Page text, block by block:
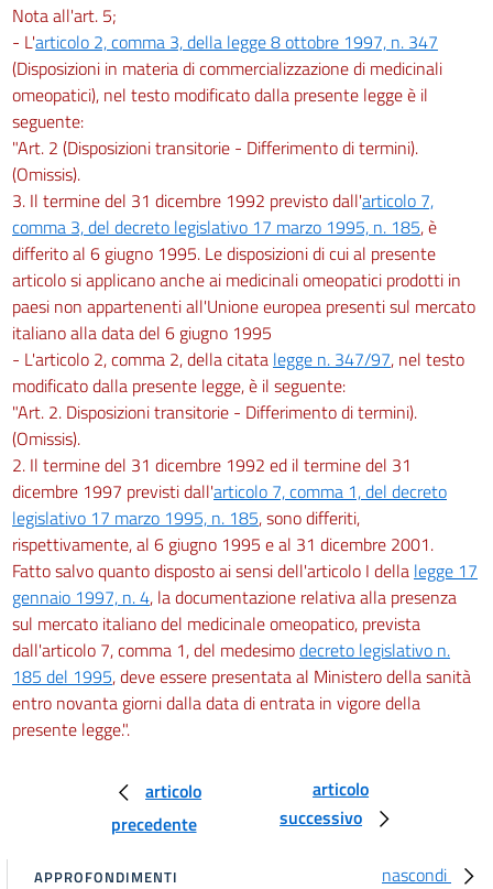
Nota all'art. 5;
- L'articolo 2, comma 3, della legge 8 ottobre 1997, n. 347
(Disposizioni in materia di commercializzazione di medicinali
omeopatici), nel testo modificato dalla presente legge è il
seguente:
"Art. 2 (Disposizioni transitorie - Differimento di termini).
(Omissis).
3. Il termine del 31 dicembre 1992 previsto dall'articolo 7,
comma 3, del decreto legislativo 17 marzo 1995, n. 185, è
differito al 6 giugno 1995. Le disposizioni di cui al presente
articolo si applicano anche ai medicinali omeopatici prodotti in
paesi non appartenenti all'Unione europea presenti sul mercato
italiano alla data del 6 giugno 1995
- L'articolo 2, comma 2, della citata legge n. 347/97, nel testo
modificato dalla presente legge, è il seguente:
"Art. 2. Disposizioni transitorie - Differimento di termini).
(Omissis).
2. Il termine del 31 dicembre 1992 ed il termine del 31
dicembre 1997 previsti dall'articolo 7, comma 1, del decreto
legislativo 17 marzo 1995, n. 185, sono differiti,
rispettivamente, al 6 giugno 1995 e al 31 dicembre 2001.
Fatto salvo quanto disposto ai sensi dell'articolo I della legge 17
gennaio 1997, n. 4, la documentazione relativa alla presenza
sul mercato italiano del medicinale omeopatico, prevista
dall'articolo 7, comma 1, del medesimodecreto legislativo n.
185 del 1995, deve essere presentata al Ministero della sanità
entro novanta giorni dalla data di entrata in vigore della
presente legge.".
articolo
precedente
articolo
successivo
nascondi
APPROFONDIMENTI